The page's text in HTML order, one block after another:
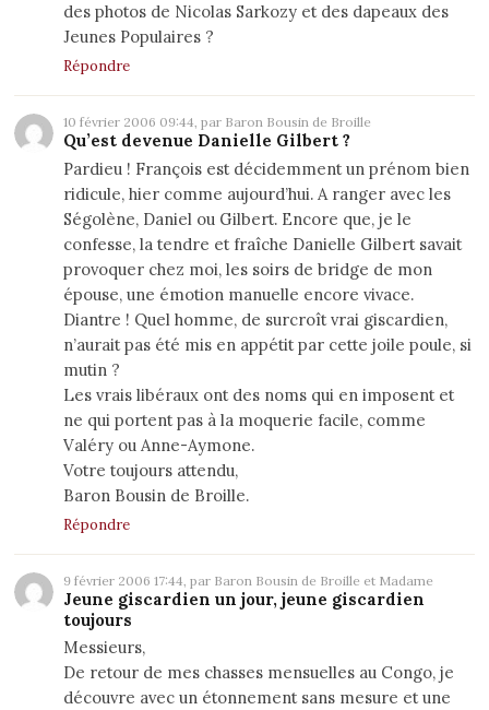
des photos de Nicolas Sarkozy et des dapeaux des
Jeunes Populaires ?
Répondre
10 février 2006 09:44, par Baron Bousin de Broille
Qu’est devenue Danielle Gilbert ?
Pardieu ! François est décidemment un prénom bien
ridicule, hier comme aujourd’hui. A ranger avec les
Ségolène, Daniel ou Gilbert. Encore que, je le
confesse, la tendre et fraîche Danielle Gilbert savait
provoquer chez moi, les soirs de bridge de mon
épouse, une émotion manuelle encore vivace.
Diantre ! Quel homme, de surcroît vrai giscardien,
n’aurait pas été mis en appétit par cette joile poule, si
mutin ?
Les vrais libéraux ont des noms qui en imposent et
ne qui portent pas à la moquerie facile, comme
Valéry ou Anne-Aymone.
Votre toujours attendu,
Baron Bousin de Broille.
Répondre
9 février 2006 17:44, par Baron Bousin de Broille et Madame
Jeune giscardien un jour, jeune giscardien
toujours
Messieurs,
De retour de mes chasses mensuelles au Congo, je
découvre avec un étonnement sans mesure et une